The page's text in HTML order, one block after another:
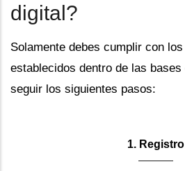
digital?
Solamente debes cumplir con
establecidos dentro de las
seguir los siguientes pasos:
1. Registro